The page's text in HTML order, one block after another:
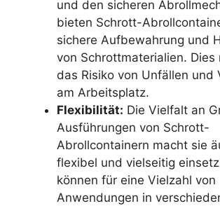
und den sicheren
bieten Schrott-
sichere Aufbewahrung und
von Schrottmaterialien. Dies
das Risiko von Unfällen und
am Arbeitsplatz.
Flexibilität: Die Vielfalt an
Ausführungen von Schrott-
Abrollcontainern macht sie
flexibel und vielseitig
können für eine Vielzahl von
Anwendungen in